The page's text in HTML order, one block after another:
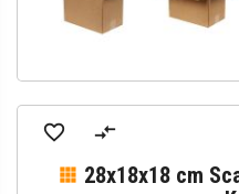
28x18x18 cm